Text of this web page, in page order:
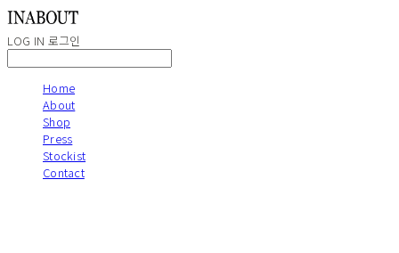
LOG IN 로그인
Home
About
Shop
Press
Stockist
Contact